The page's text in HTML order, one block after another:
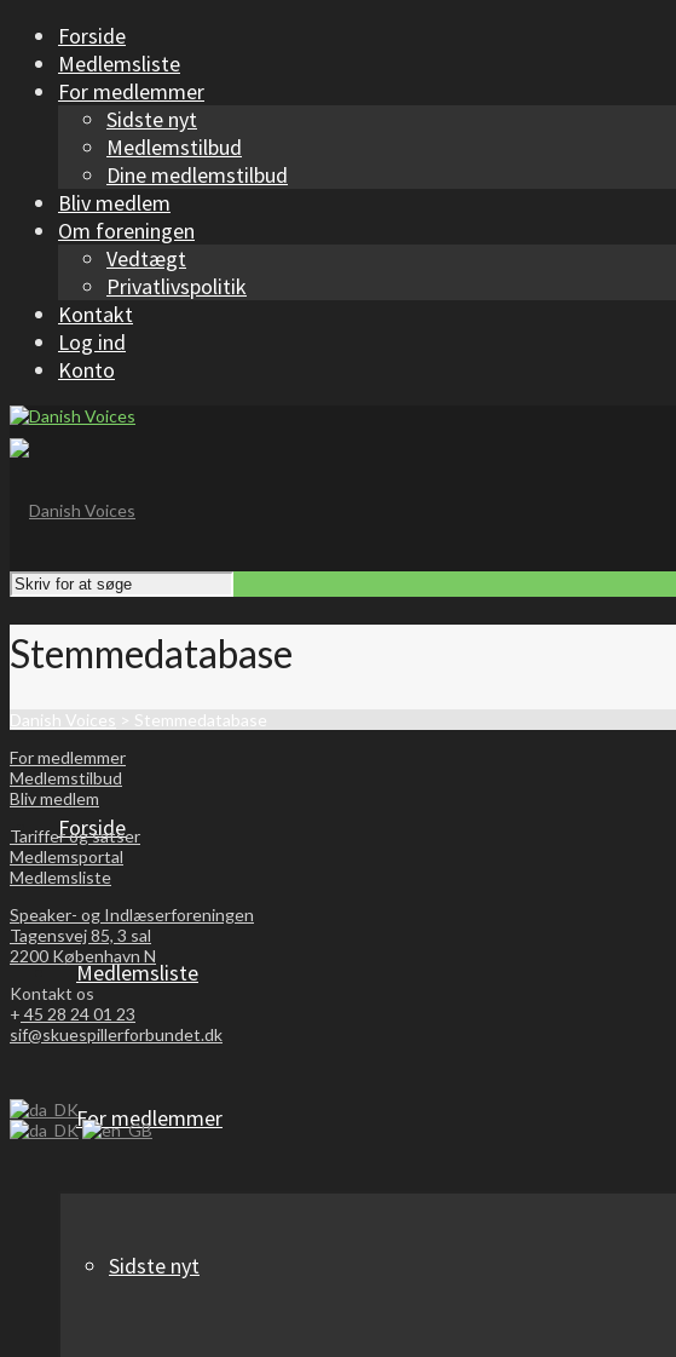
Forside
Medlemsliste
For medlemmer
Sidste nyt
Medlemstilbud
Dine medlemstilbud
Bliv medlem
Om foreningen
Vedtægt
Privatlivspolitik
Kontakt
Log ind
Konto
Forside
Medlemsliste
For medlemmer
Sidste nyt
Stemmedatabase
Danish Voices > Stemmedatabase
For medlemmer
Medlemstilbud
Bliv medlem
Tariffer og satser
Medlemsportal
Medlemsliste
Speaker- og Indlæserforeningen
Tagensvej 85, 3 sal
2200 København N
Kontakt os
+ 45 28 24 01 23
sif@skuespillerforbundet.dk